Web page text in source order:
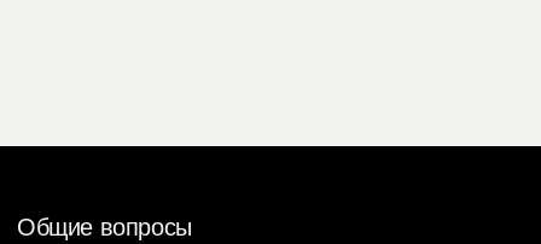
Общие вопросы